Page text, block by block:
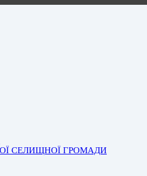
СЕЛИЩНОЇ ГРОМАДИ